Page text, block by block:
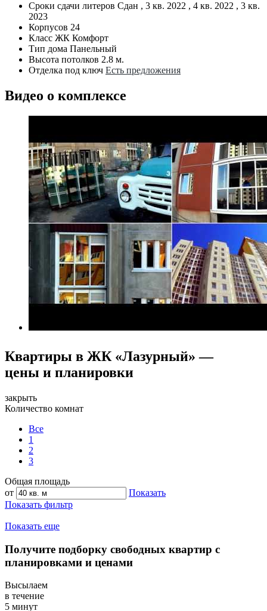
Сроки сдачи литеров Сдан , 3 кв. 2022 , 4 кв. 2022 , 3 кв.
2023
Корпусов 24
Класс ЖК Комфорт
Тип дома Панельный
Высота потолков 2.8 м.
Отделка под ключ Есть предложения
Видео о комплексе
Квартиры в ЖК «Лазурный» —
цены и планировки
закрыть
Количество комнат
Все
1
2
3
Общая площадь
от
Показать
Показать фильтр
Показать еще
Получите подборку свободных квартир с
планировками и ценами
Высылаем
в течение
5 минут